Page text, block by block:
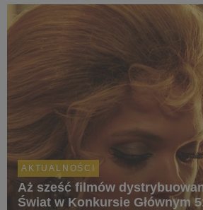
Festiwalu Filmowego w Toronto. W
AKTUALNOŚCI
Aż sześć filmów
Świat w Konkursie Głównym